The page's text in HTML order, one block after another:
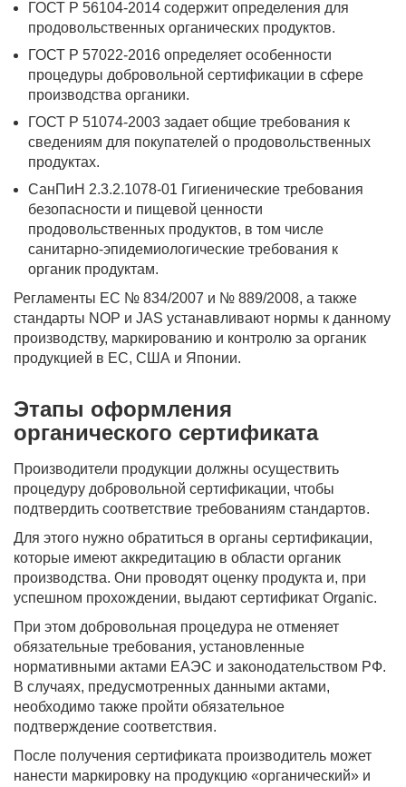
ГОСТ Р 56104-2014 содержит определения для
продовольственных органических продуктов.
ГОСТ Р 57022-2016 определяет особенности
процедуры добровольной сертификации в сфере
производства органики.
ГОСТ Р 51074-2003 задает общие требования к
сведениям для покупателей о продовольственных
продуктах.
СанПиН 2.3.2.1078-01 Гигиенические требования
безопасности и пищевой ценности
продовольственных продуктов, в том числе
санитарно-эпидемиологические требования к
органик продуктам.
Регламенты ЕС № 834/2007 и № 889/2008, а также
стандарты NOP и JAS устанавливают нормы к данному
производству, маркированию и контролю за органик
продукцией в ЕС, США и Японии.
Этапы оформления
органического сертификата
Производители продукции должны осуществить
процедуру добровольной сертификации, чтобы
подтвердить соответствие требованиям стандартов.
Для этого нужно обратиться в органы сертификации,
которые имеют аккредитацию в области органик
производства. Они проводят оценку продукта и, при
успешном прохождении, выдают сертификат Organic.
При этом добровольная процедура не отменяет
обязательные требования, установленные
нормативными актами ЕАЭС и законодательством РФ.
В случаях, предусмотренных данными актами,
необходимо также пройти обязательное
подтверждение соответствия.
После получения сертификата производитель может
нанести маркировку на продукцию «органический» и